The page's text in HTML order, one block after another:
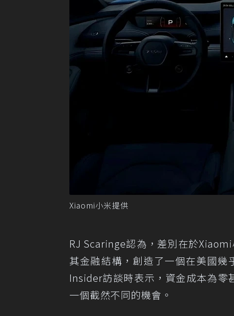
Xiaomi小米提供
RJ Scaringe認為，差別在於
其金融結構，創造了一個在美國
Insider訪談時表示，資金成本為零
一個截然不同的機會。